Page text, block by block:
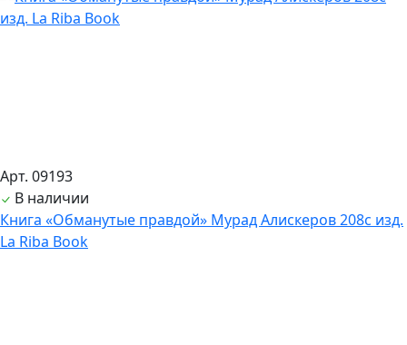
Арт. 09193
В наличии
Книга «Обманутые правдой» Мурад Алискеров 208с изд.
La Riba Book